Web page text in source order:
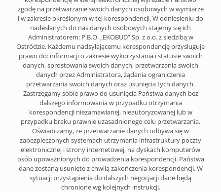
zgodę na przetwarzanie swoich danych osobowych w wymiarze
i w zakresie określonym w tej korespondencji. W odniesieniu do
nadesłanych do nas danych osobowych stajemy się ich
Administratorem: P.B.O. „EKOBUD” Sp. z o.o. z siedzibą w
Ostródzie. Każdemu nadsyłającemu korespondencję przysługuje
prawo do: informacji o zakresie wykorzystania i statusie swoich
danych, sprostowania swoich danych, przetwarzania swoich
danych przez Administratora, żądania ograniczenia
przetwarzania swoich danych oraz usunięcia tych danych.
Zastrzegamy sobie prawo do usunięcia Państwa danych bez
dalszego informowania w przypadku otrzymania
korespondencji niezamawianej, nieautoryzowanej lub w
przypadku braku prawnie uzasadnionego celu przetwarzania.
Oświadczamy, że przetwarzanie danych odbywa się w
zabezpieczonych systemach utrzymania infrastruktury poczty
elektronicznej i strony internetowej, na dyskach komputerów
osób upoważnionych do prowadzenia korespondencji. Państwa
dane zostaną usunięte z chwilą zakończenia korespondencji. W
sytuacji przystąpienia do dalszych negocjacji dane będą
chronione wg kolejnych instrukcji.